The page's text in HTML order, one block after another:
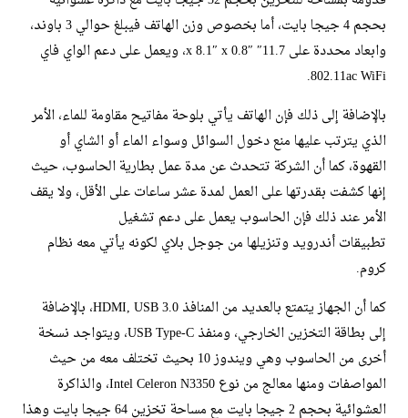
بحجم 4 جيجا بايت، أما بخصوص وزن الهاتف فيبلغ حوالي 3 باوند،
وابعاد محددة على 11.7″ x 8.1″ x 0.8″، ويعمل على دعم الواي فاي
802.11ac WiFi.
بالإضافة إلى ذلك فإن الهاتف يأتي بلوحة مفاتيح مقاومة للماء، الأمر
الذي يترتب عليها منع دخول السوائل وسواء الماء أو الشاي أو
القهوة، كما أن الشركة تتحدث عن مدة عمل بطارية الحاسوب، حيث
إنها كشفت بقدرتها على العمل لمدة عشر ساعات على الأقل، ولا يقف
الأمر عند ذلك فإن الحاسوب يعمل على دعم تشغيل
تطبيقات أندرويد وتنزيلها من جوجل بلاي لكونه يأتي معه نظام
كروم.
كما أن الجهاز يتمتع بالعديد من المنافذ HDMI, USB 3.0، بالإضافة
إلى بطاقة التخزين الخارجي، ومنفذ USB Type-C، ويتواجد نسخة
أخرى من الحاسوب وهي ويندوز 10 بحيث تختلف معه من حيث
المواصفات ومنها معالج من نوع Intel Celeron N3350، والذاكرة
العشوائية بحجم 2 جيجا بايت مع مساحة تخزين 64 جيجا بايت وهذا